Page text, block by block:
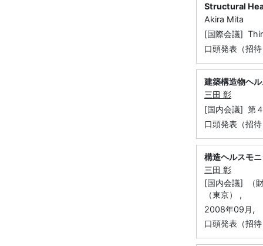
Structural
Akira Mita
[国際会議]
口頭発表（招
建築構造物ヘ
三田 彰
[国内会議] 第
口頭発表（招
構造ヘルスモ
三田 彰
[国内会議] （
（東京） ,
2008年09月 ,
口頭発表（招